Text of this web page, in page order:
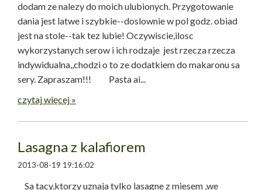
dodam ze nalezy do moich ulubionych. Przygotowanie
dania jest latwe i szybkie--doslownie w pol godz. obiad
jest na stole--tak tez lubie! Oczywiscie,ilosc
wykorzystanych serow i ich rodzaje jest rzecza rzecza
indywidualna,,chodzi o to ze dodatkiem do makaronu sa
sery. Zapraszam!!! Pasta ai...
czytaj więcej »
Lasagna z kalafiorem
2013-08-19 19:16:02
Sa tacy,ktorzy uznaja tylko lasagne z miesem ,we